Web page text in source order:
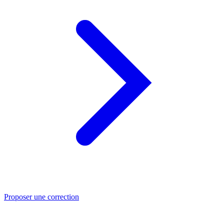
Proposer une correction